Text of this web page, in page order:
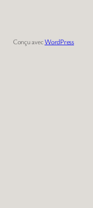
Conçu avecWordPress